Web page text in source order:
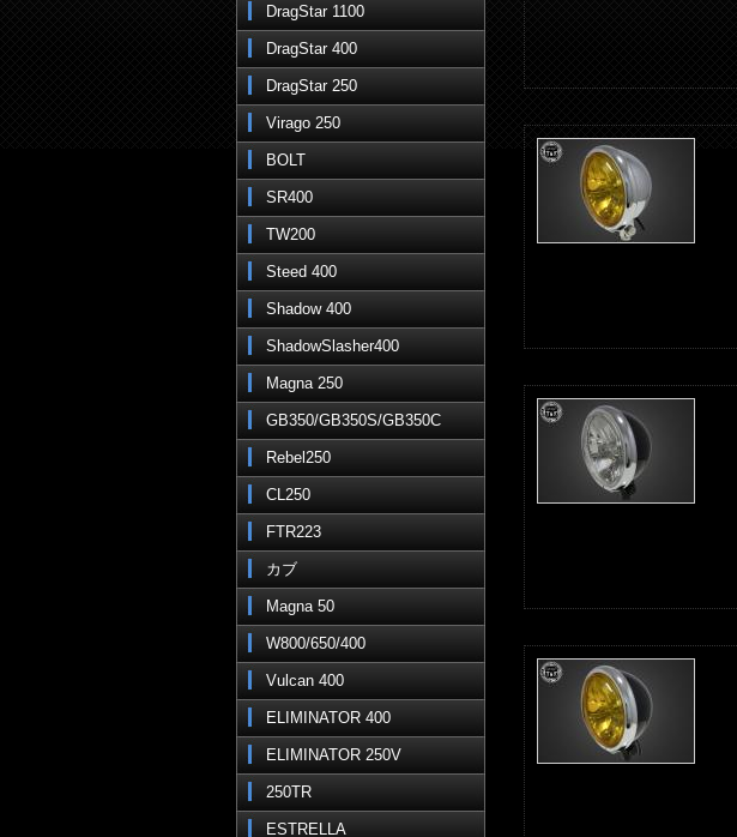
DragStar 1100
DragStar 400
DragStar 250
Virago 250
BOLT
SR400
TW200
Steed 400
Shadow 400
ShadowSlasher400
Magna 250
GB350/GB350S/GB350C
Rebel250
CL250
FTR223
カブ
Magna 50
W800/650/400
Vulcan 400
ELIMINATOR 400
ELIMINATOR 250V
250TR
ESTRELLA